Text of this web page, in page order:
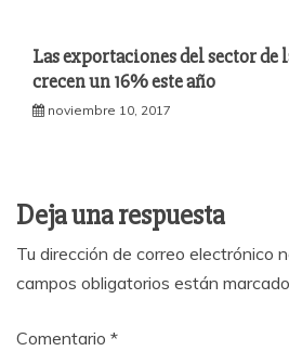
Las exportaciones del sector
crecen un 16% este año
noviembre 10, 2017
Deja una respuesta
Tu dirección de correo electrónico
campos obligatorios están
Comentario *